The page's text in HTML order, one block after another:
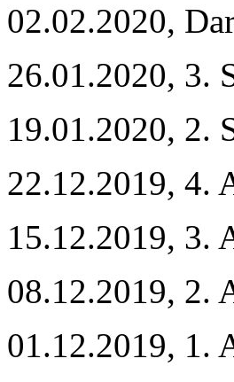
02.02.2020,
26.01.2020, 3.
19.01.2020, 2.
22.12.2019, 4.
15.12.2019, 3.
08.12.2019, 2.
01.12.2019, 1.